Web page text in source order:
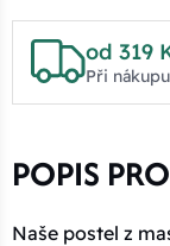
od 319
Při
POPIS
Naše postel z